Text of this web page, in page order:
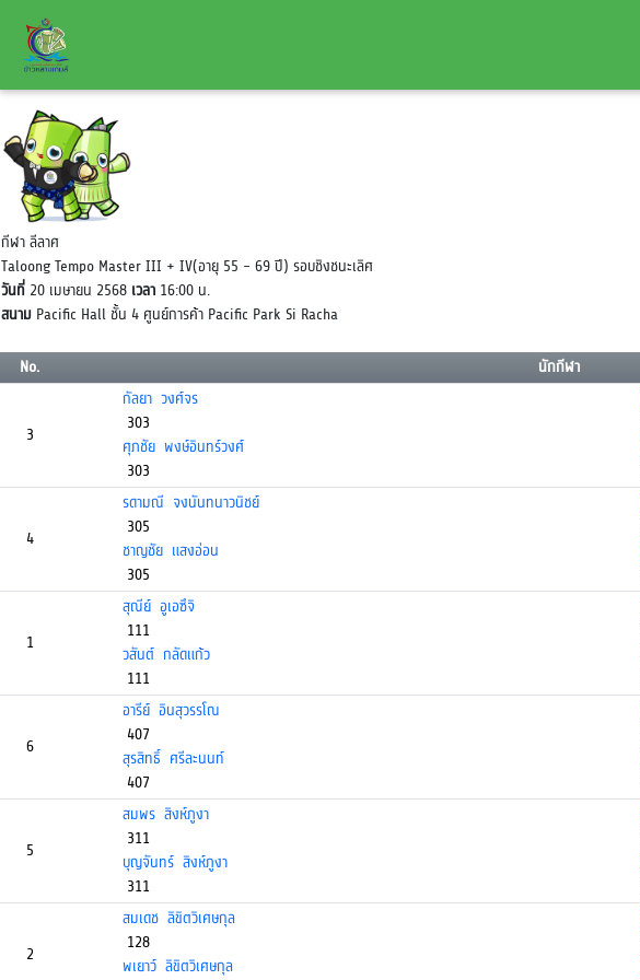
กีฬา ลีลาศ
Taloong Tempo Master III + IV(อายุ 55 - 69 ปี) รอบชิงชนะเลิศ
วันที่ 20 เมษายน 2568 เวลา 16:00 น.
สนาม Pacific Hall ชั้น 4 ศูนย์การค้า Pacific Park Si Racha
No. นักกีฬา
3
กัลยา วงศ์จร
303
ศุภชัย พงษ์อินทร์วงศ์
303
4
รดามณี จงนันทนาวนิชย์
305
ชาญชัย แสงอ่อน
305
1
สุณีย์ อูเอซึจิ
111
วสันต์ กลัดแก้ว
111
6
อารีย์ อินสุวรรโณ
407
สุรสิทธิ์ ศรีละนนท์
407
5
สมพร สิงห์ภูงา
311
บุญจันทร์ สิงห์ภูงา
311
2
สมเดช ลิขิตวิเศษกุล
128
พเยาว์ ลิขิตวิเศษกุล